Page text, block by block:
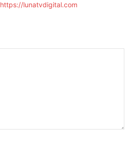
https://lunatvdigital.com